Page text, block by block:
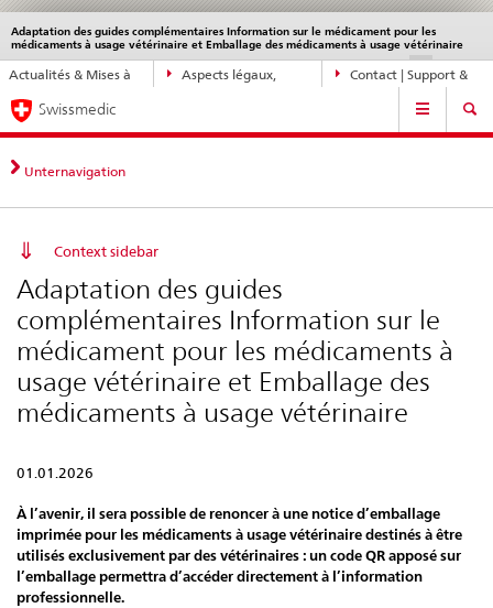
Navigation
directe:
actualités,
bases
juridiques,
contact
Actualités & Mises à
Aspects légaux,
Contact | Support &
Adaptation des guides complémentaires Information sur le médicament pour les
médicaments à usage vétérinaire et Emballage des médicaments à usage vétérinaire
DE EN
Service
navigation
Navigation
Swissmedic
Unternavigation
Context sidebar
Adaptation des guides
complémentaires Information sur le
médicament pour les médicaments à
usage vétérinaire et Emballage des
médicaments à usage vétérinaire
01.01.2026
À l’avenir, il sera possible de renoncer à une notice d’emballage
imprimée pour les médicaments à usage vétérinaire destinés à être
utilisés exclusivement par des vétérinaires : un code QR apposé sur
l’emballage permettra d’accéder directement à l’information
professionnelle.